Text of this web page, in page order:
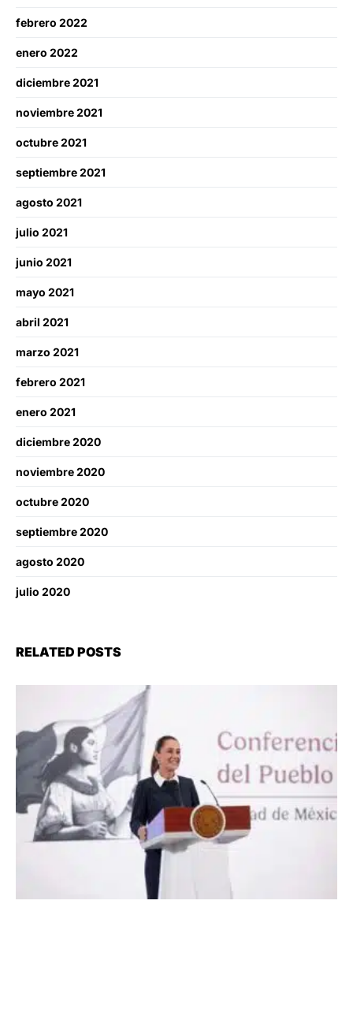
febrero 2022
enero 2022
diciembre 2021
noviembre 2021
octubre 2021
septiembre 2021
agosto 2021
julio 2021
junio 2021
mayo 2021
abril 2021
marzo 2021
febrero 2021
enero 2021
diciembre 2020
noviembre 2020
octubre 2020
septiembre 2020
agosto 2020
julio 2020
RELATED POSTS